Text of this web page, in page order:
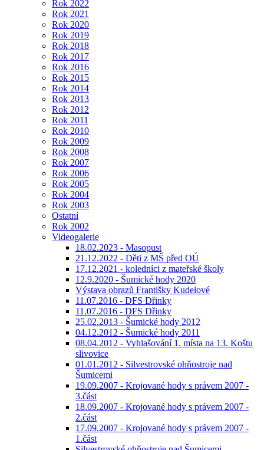
Rok 2022
Rok 2021
Rok 2020
Rok 2019
Rok 2018
Rok 2017
Rok 2016
Rok 2015
Rok 2014
Rok 2013
Rok 2012
Rok 2011
Rok 2010
Rok 2009
Rok 2008
Rok 2007
Rok 2006
Rok 2005
Rok 2004
Rok 2003
Ostatní
Rok 2002
Videogalerie
18.02.2023 - Masopust
21.12.2022 - Děti z MŠ před OÚ
17.12.2021 - koledníci z mateřské školy
12.9.2020 - Šumické hody 2020
Výstava obrazů Františky Kudelové
11.07.2016 - DFS Dřinky
11.07.2016 - DFS Dřinky
25.02.2013 - Šumické hody 2012
04.12.2012 - Šumické hody 2011
08.04.2012 - Vyhlašování 1. místa na 13. Koštu
slivovice
01.01.2012 - Silvestrovské ohňostroje nad
Šumicemi
19.09.2007 - Krojované hody s právem 2007 -
3.část
18.09.2007 - Krojované hody s právem 2007 -
2.část
17.09.2007 - Krojované hody s právem 2007 -
1.část